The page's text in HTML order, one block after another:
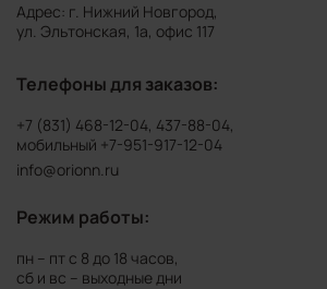
Адрес: г. Нижний Новгород,
ул. Эльтонская, 1а, офис 117
Телефоны для заказов:
+7 (831) 468-12-04, 437-88-04,
мобильный +7-951-917-12-04
info@orionn.ru
Режим работы:
пн – пт с 8 до 18 часов,
сб и вс – выходные дни